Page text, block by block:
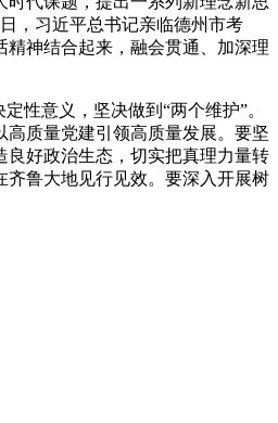
，习近平总书记亲临德州市考
神结合起来，融会贯通、加深理
性意义，坚决做到“两个维护”。
质量党建引领高质量发展。要坚
好政治生态，切实把真理力量转
鲁大地见行见效。要深入开展树